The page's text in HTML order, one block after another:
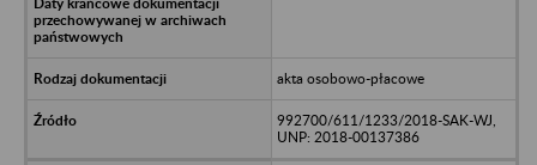
akta osobowo-płacowe
992700/611/1233/2018-SAK-WJ,
UNP: 2018-00137386